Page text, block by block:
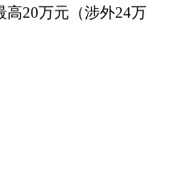
20万元（涉外24万